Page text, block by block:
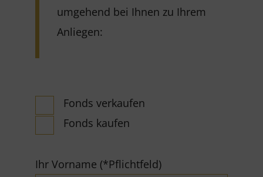
umgehend bei Ihnen zu Ihrem
Anliegen:
Fonds verkaufen
Fonds kaufen
Ihr Vorname (*Pflichtfeld)